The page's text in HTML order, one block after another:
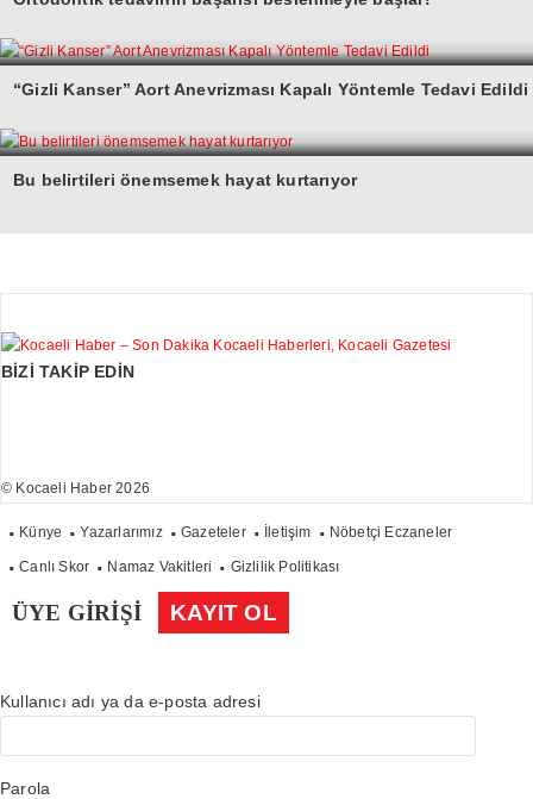
“Gizli Kanser” Aort Anevrizması Kapalı Yöntemle Tedavi Edildi
Bu belirtileri önemsemek hayat kurtarıyor
BİZİ TAKİP EDİN
© Kocaeli Haber 2026
Künye Yazarlarımız Gazeteler İletişim Nöbetçi Eczaneler
Canlı Skor Namaz Vakitleri Gizlilik Politikası
ÜYE GİRİŞİ KAYIT OL
Kullanıcı adı ya da e-posta adresi
Parola